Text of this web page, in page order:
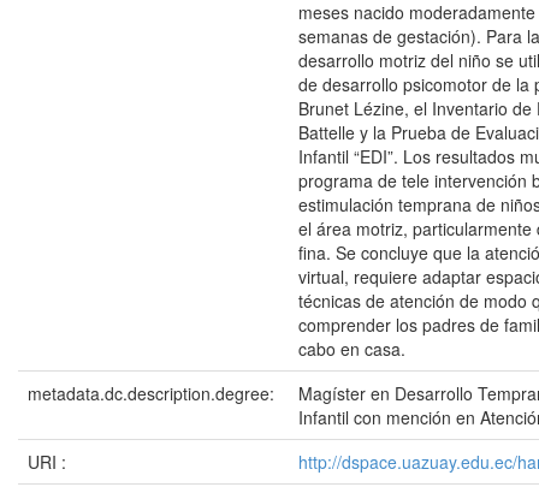
meses nacido
semanas de gestación). Para
desarrollo motriz del niño se
de desarrollo psicomotor de la
Brunet Lézine, el Inventario de
Battelle y la Prueba de
Infantil “EDI”. Los resultados
programa de tele intervención
estimulación temprana de
el área motriz, particularmente
fina. Se concluye que la
virtual, requiere adaptar
técnicas de atención de modo
comprender los padres de
cabo en casa.
metadata.dc.description.degree:
Magíster en Desarrollo
Infantil con mención en
URI :
http://dspace.uazuay.edu.ec/